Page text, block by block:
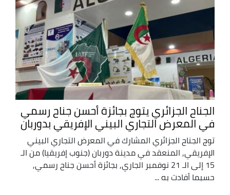
الجناح الجزائري يتوج بجائزة أحسن جناح رسمي
في المعرض التجاري البيني الإفريقي بدوربان
توج الجناح الجزائري المشارك في المعرض التجاري البيني
الإفريقي, المنعقد في مدينة دوربان (جنوب إفريقيا) من الـ
15 إلى الـ 21 نوفمبر الجاري, بجائزة أحسن جناح رسمي,
حسبما أفادت به ...